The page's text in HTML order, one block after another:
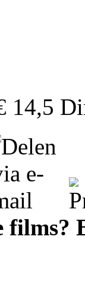
14,5
films?